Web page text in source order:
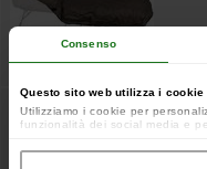
Consenso
Questo sito web utilizza i cookie
Utilizziamo i cookie per
funzionalità dei social media e
occupano di analisi dei dati
combinarle con altre
Trakker